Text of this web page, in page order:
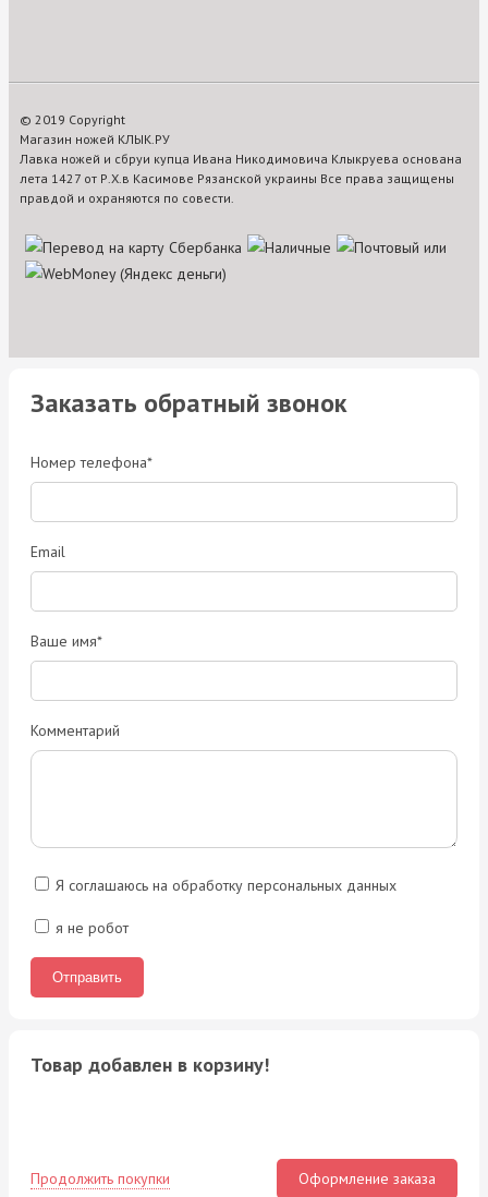
© 2019 Copyright
Магазин ножей КЛЫК.РУ
Лавка ножей и сбруи купца Ивана Никодимовича Клыкруева основана
лета 1427 от Р.Х.в Касимове Рязанской украины Все права защищены
правдой и охраняются по совести.
Заказать обратный звонок
Номер телефона*
Email
Ваше имя*
Комментарий
Я соглашаюсь на обработку персональных данных
я не робот
Товар добавлен в корзину!
Продолжить покупки Оформление заказа